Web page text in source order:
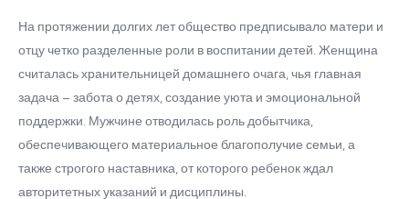
На протяжении долгих лет общество предписывало матери и
отцу четко разделенные роли в воспитании детей. Женщина
считалась хранительницей домашнего очага, чья главная
задача – забота о детях, создание уюта и эмоциональной
поддержки. Мужчине отводилась роль добытчика,
обеспечивающего материальное благополучие семьи, а
также строгого наставника, от которого ребенок ждал
авторитетных указаний и дисциплины.